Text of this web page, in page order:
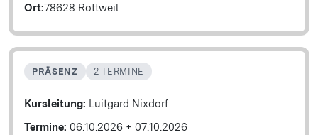
Ort:78628 Rottweil
PRÄSENZ 2 TERMINE
Kursleitung: Luitgard Nixdorf
Termine: 06.10.2026 + 07.10.2026